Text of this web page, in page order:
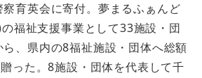
育英会に寄付。夢まるふぁんど
福祉支援事業として33施設・団
、県内の8福祉施設・団体へ総額
った。8施設・団体を代表して千